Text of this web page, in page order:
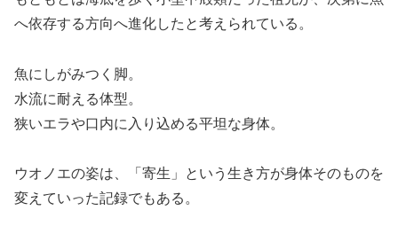
へ依存する方向へ進化したと考えられている。
魚にしがみつく脚。
水流に耐える体型。
狭いエラや口内に入り込める平坦な身体。
ウオノエの姿は、「寄生」という生き方が身体そのものを
変えていった記録でもある。